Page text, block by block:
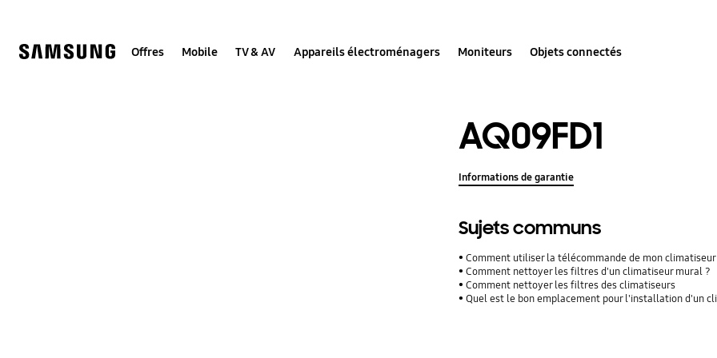
Offres Mobile TV & AV Appareils électroménagers Moniteurs Objets connectés
AQ09FD1
Informations de garantie
Sujets communs
Comment utiliser la télécommande de mon climatiseur
Comment nettoyer les filtres d'un climatiseur mural ?
Comment nettoyer les filtres des climatiseurs
Quel est le bon emplacement pour l'installation d'un